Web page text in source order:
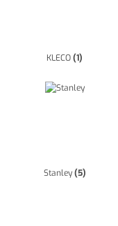
KLECO(1)
Stanley(5)